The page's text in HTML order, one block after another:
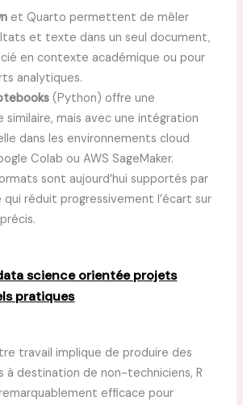
et Quarto permettent de mêler
et texte dans un seul document,
en contexte académique ou pour
analytiques.
(Python) offre une
similaire, mais avec une intégration
dans les environnements cloud
Colab ou AWS SageMaker.
sont aujourd’hui supportés par
qui réduit progressivement l’écart sur
science orientée projets
pratiques
travail implique de produire des
à destination de non-techniciens, R
efficace pour